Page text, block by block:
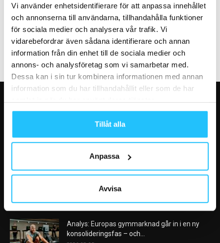
Vi använder enhetsidentifierare för att anpassa innehållet
och annonserna till användarna, tillhandahålla funktioner
för sociala medier och analysera vår trafik. Vi
vidarebefordrar även sådana identifierare och annan
information från din enhet till de sociala medier och
annons- och analysföretag som vi samarbetar med.
Dessa kan i sin tur kombinera informationen med annan
information som du har tillhandahållit eller som de har
Tillåt alla
Anpassa
Avvisa
Inspiration: Destination
Gustavsvik
Actic delårsrapport kvartal 4
2020 – redovisar vinst, trots
coronapandemin
VÅRA FAVORITER
Nike satsar på hybridträning när Hyrox formar
nästa stora kategori
AI kommer aldrig kunna ersätta en frukost
efter träningspasset
Analys: Europas gymmarknad går in i en ny
konsolideringsfas – och...